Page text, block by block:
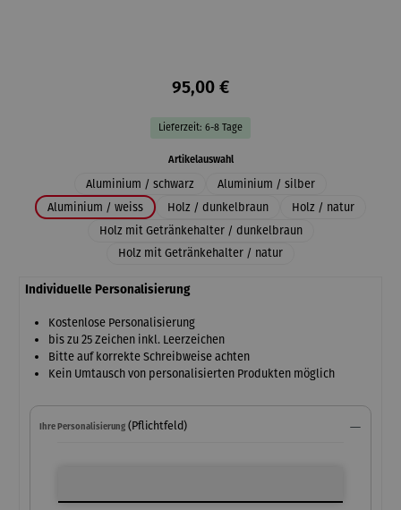
95,00 €
Lieferzeit: 6-8 Tage
Artikelauswahlauswählen
Aluminium / schwarz
Aluminium / silber
Aluminium / weiss
Holz / dunkelbraun
Holz / natur
Holz mit Getränkehalter / dunkelbraun
Holz mit Getränkehalter / natur
Individuelle Personalisierung
Kostenlose Personalisierung
bis zu 25 Zeichen inkl. Leerzeichen
Bitte auf korrekte Schreibweise achten
Kein Umtausch von personalisierten Produkten möglich
Ihre Personalisierung (Pflichtfeld)